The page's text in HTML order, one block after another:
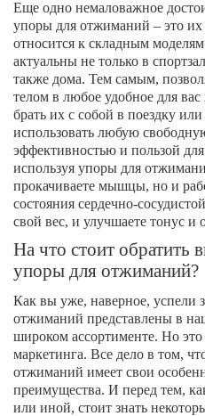
Еще одно немаловажное
упоры для отжиманий – это
относится к складным
актуальны не только в
также дома. Тем самым,
телом в любое удобное для
брать их с собой в поездку
использовать любую
эффективностью и пользой
используя упоры для
прокачиваете мышцы, но и
состояния сердечно-
свой вес, и улучшаете тонус и
На что стоит обратить
упоры для отжиманий?
Как вы уже, наверное, успели
отжиманий представлены в
широком ассортименте. Но
маркетинга. Все дело в том,
отжиманий имеет свои
преимущества. И перед тем,
или иной, стоит знать